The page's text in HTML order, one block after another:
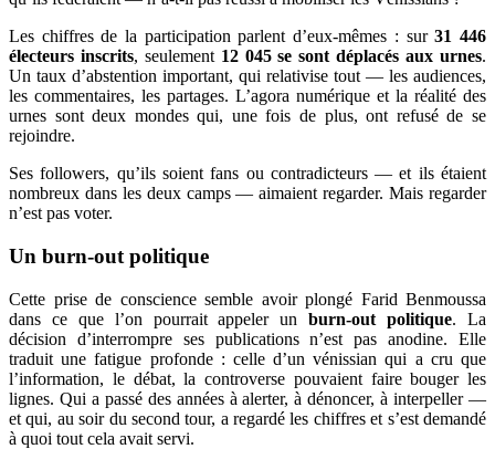
Les chiffres de la participation parlent d’eux-mêmes : sur31 446
électeurs inscrits, seulement 12 045 se sont déplacés aux urnes.
Un taux d’abstention important, qui relativise tout — les audiences,
les commentaires, les partages. L’agora numérique et la réalité des
urnes sont deux mondes qui, une fois de plus, ont refusé de se
rejoindre.
Ses followers, qu’ils soient fans ou contradicteurs — et ils étaient
nombreux dans les deux camps — aimaient regarder. Mais regarder
n’est pas voter.
Un burn-out politique
Cette prise de conscience semble avoir plongé Farid Benmoussa
dans ce que l’on pourrait appeler unburn-out politique. La
décision d’interrompre ses publications n’est pas anodine. Elle
traduit une fatigue profonde : celle d’un vénissian qui a cru que
l’information, le débat, la controverse pouvaient faire bouger les
lignes. Qui a passé des années à alerter, à dénoncer, à interpeller —
et qui, au soir du second tour, a regardé les chiffres et s’est demandé
à quoi tout cela avait servi.